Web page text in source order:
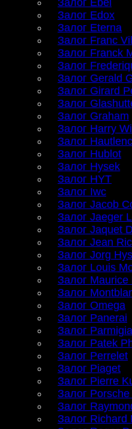
Залог Edox
Залог Eterna
Залог Franc
Залог Franck
Залог
Залог Gerald
Залог Girard
Залог
Залог Graham
Залог Harry
Залог
Залог Hublot
Залог Hysek
Залог HYT
Залог Iwc
Залог Jacob
Залог Jaeger
Залог Jaquet
Залог Jean
Залог Jorg
Залог Louis
Залог Maurice
Залог
Залог Omega
Залог Panerai
Залог
Залог Patek
Залог Perrelet
Залог Piaget
Залог Pierre
Залог
Залог
Залог Richard